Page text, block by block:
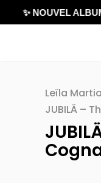
✨ NOUVEL
Leïla
JUBILÄ –